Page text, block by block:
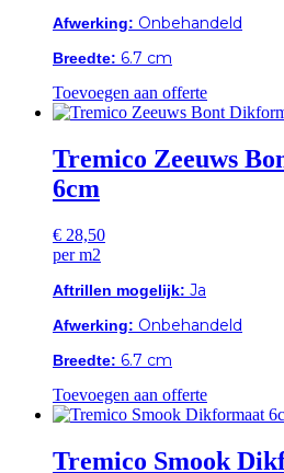
Afwerking: Onbehandeld
Breedte: 6.7 cm
Toevoegen aan offerte
Tremico Zeeuws
6cm
€ 28,50
per m2
Aftrillen mogelijk: Ja
Afwerking: Onbehandeld
Breedte: 6.7 cm
Toevoegen aan offerte
Tremico Smook